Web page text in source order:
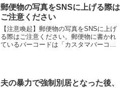
ったお中元をそのまま母が頭を下げて返
しに行ったか。#検察庁...
郵便物の写真をSNSに上げる際は
ご注意ください
【注意喚起】郵便物の写真をSNSに上げ
る際はご注意ください。郵便物に書かれ
ているバーコードは「カスタマバーコー
夫の暴力で強制別居となった後、